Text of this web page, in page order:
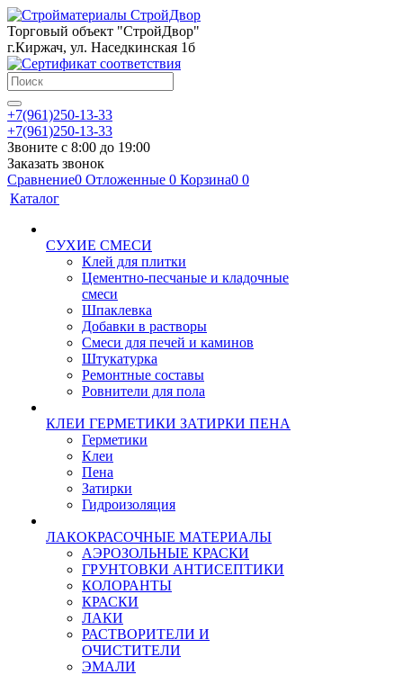
Торговый объект "СтройДвор"
г.Киржач, ул. Наседкинская 1б
+7(961)250-13-33
+7(961)250-13-33
Звоните с 8:00 до 19:00
Заказать звонок
Сравнение0 Отложенные 0 Корзина0 0
Каталог
СУХИЕ СМЕСИ
Клей для плитки
Цементно-песчаные и кладочные
смеси
Шпаклевка
Добавки в растворы
Смеси для печей и каминов
Штукатурка
Ремонтные составы
Ровнители для пола
КЛЕИ ГЕРМЕТИКИ ЗАТИРКИ ПЕНА
Герметики
Клеи
Пена
Затирки
Гидроизоляция
ЛАКОКРАСОЧНЫЕ МАТЕРИАЛЫ
АЭРОЗОЛЬНЫЕ КРАСКИ
ГРУНТОВКИ АНТИСЕПТИКИ
КОЛОРАНТЫ
КРАСКИ
ЛАКИ
РАСТВОРИТЕЛИ И
ОЧИСТИТЕЛИ
ЭМАЛИ